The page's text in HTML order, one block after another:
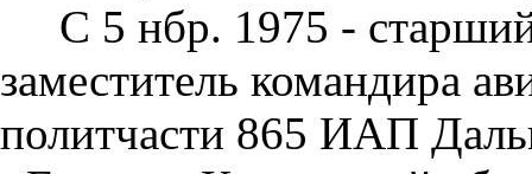
С 5 нбр. 1975 -
заместитель ко­мандира
политчасти 865 ИАП